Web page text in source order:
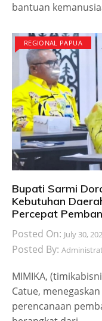
bantuan
REGIONAL PAPUA
Bupati Sarmi
Kebutuhan
Percepat
Posted On: July 30,
Posted By:
MIMIKA,
Catue,
perencanaan